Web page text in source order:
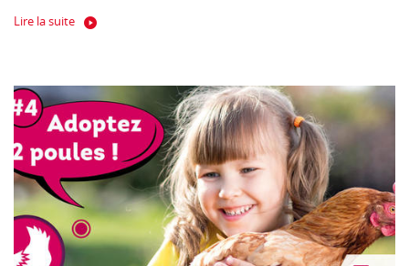
Lire la suite